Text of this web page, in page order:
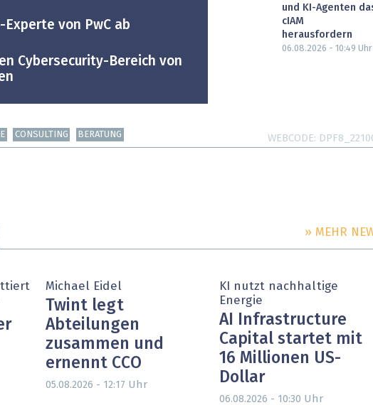
von PwC ab
Cybersecurity-Bereich von
und KI-Agenten
cIAM
herausfordern
06.08.2026 - 10:49 Uhr
CONSULTING BERATUNG WEBCODE
» MEHR
Michael Eidel
Twint legt
Abteilungen
zusammen und
ernennt CCO
05.08.2026 - 12:17 Uhr
KI nutzt nachhaltige
Energie
AI Infrastructure
Capital startet mit
16 Millionen US-
Dollar
06.08.2026 - 10:30 Uhr